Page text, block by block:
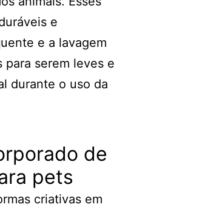
e
e a lavagem
para serem leves e
durante o uso da
de
pets
criativas em